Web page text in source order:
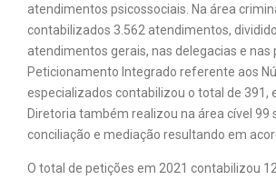
atendimentos psicossociais. Na área
contabilizados 3.562 atendimentos,
atendimentos gerais, nas delegacias e nas
Peticionamento Integrado referente aos
especializados contabilizou o total de 391,
Diretoria também realizou na área cível 99
conciliação e mediação resultando em
O total de petições em 2021 contabilizou